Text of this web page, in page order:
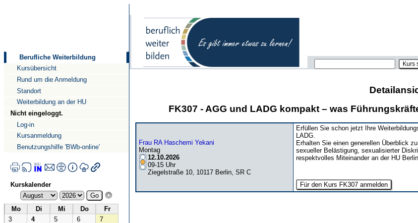
Berufliche Weiterbildung
Kursübersicht
Rund um die Anmeldung
Standort
Weiterbildung an der HU
Nicht eingeloggt.
Log-in
Kursanmeldung
Benutzungshilfe 'BWb-online'
Kurskalender
Mo Di Mi Do
Fr
3
4 5 6
7
FK307 - AGG und LADG kompakt – was
Frau RA Haschemi Yekani
Montag
12.10.2026
09-15 Uhr
Ziegelstraße 10, 10117 Berlin, SR C
Erfüllen Sie schon jetzt Ihre
LADG.
Erhalten Sie einen generellen Überblick
sexueller Belästigung, sexualisierter
respektvolles Miteinander an der HU Berlin.